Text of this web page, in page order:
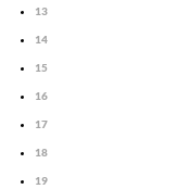
13
14
15
16
17
18
19